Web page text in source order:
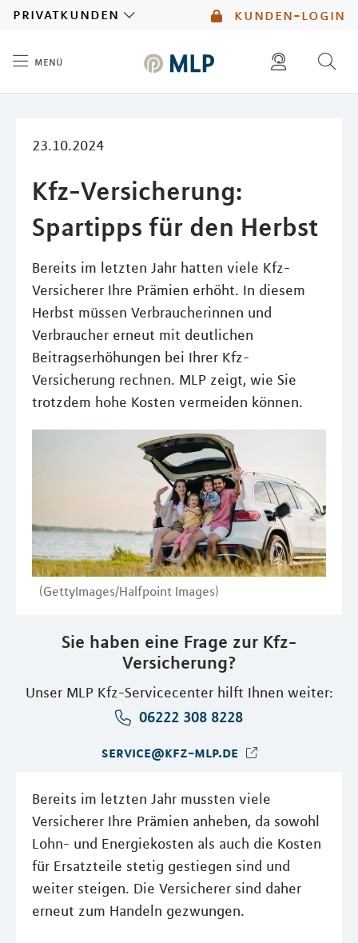
kunden-login
privatkunden
menü
23.10.2024
Kfz-Versicherung:
Spartipps für den Herbst
Bereits im letzten Jahr hatten viele Kfz-
Versicherer Ihre Prämien erhöht. In diesem
Herbst müssen Verbraucherinnen und
Verbraucher erneut mit deutlichen
Beitragserhöhungen bei Ihrer Kfz-
Versicherung rechnen. MLP zeigt, wie Sie
trotzdem hohe Kosten vermeiden können.
(GettyImages/Halfpoint Images)
Sie haben eine Frage zur Kfz-
Versicherung?
Unser MLP Kfz-Servicecenter hilft Ihnen weiter:
06222 308 8228
service@kfz-mlp.de
Bereits im letzten Jahr mussten viele
Versicherer Ihre Prämien anheben, da sowohl
Lohn- und Energiekosten als auch die Kosten
für Ersatzteile stetig gestiegen sind und
weiter steigen. Die Versicherer sind daher
erneut zum Handeln gezwungen.